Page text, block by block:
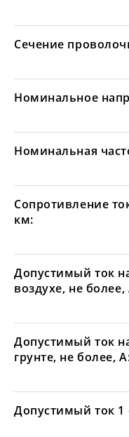
Сечение
Номинальное
Номинальная
Сопротивление
км:
Допустимый ток
воздухе, не более,
Допустимый ток
грунте, не более,
Допустимый ток 1